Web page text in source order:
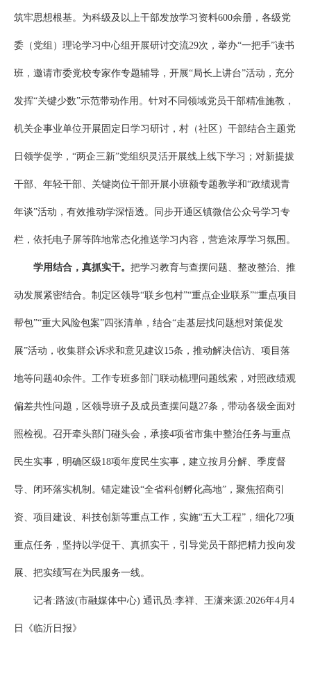
筑牢思想根基。为科级及以上干部发放学习资料600余册，各级党
委（党组）理论学习中心组开展研讨交流29次，举办“一把手”读书
班，邀请市委党校专家作专题辅导，开展“局长上讲台”活动，充分
发挥“关键少数”示范带动作用。针对不同领域党员干部精准施教，
机关企事业单位开展固定日学习研讨，村（社区）干部结合主题党
日领学促学，“两企三新”党组织灵活开展线上线下学习；对新提拔
干部、年轻干部、关键岗位干部开展小班额专题教学和“政绩观青
年谈”活动，有效推动学深悟透。同步开通区镇微信公众号学习专
栏，依托电子屏等阵地常态化推送学习内容，营造浓厚学习氛围。
学用结合，真抓实干。 把学习教育与查摆问题、整改整治、推
动发展紧密结合。制定区领导“联乡包村”“重点企业联系”“重点项目
帮包”“重大风险包案”四张清单，结合“走基层找问题想对策促发
展”活动，收集群众诉求和意见建议15条，推动解决信访、项目落
地等问题40余件。工作专班多部门联动梳理问题线索，对照政绩观
偏差共性问题，区领导班子及成员查摆问题27条，带动各级全面对
照检视。召开牵头部门碰头会，承接4项省市集中整治任务与重点
民生实事，明确区级18项年度民生实事，建立按月分解、季度督
导、闭环落实机制。锚定建设“全省科创孵化高地”，聚焦招商引
资、项目建设、科技创新等重点工作，实施“五大工程”，细化72项
重点任务，坚持以学促干、真抓实干，引导党员干部把精力投向发
展、把实绩写在为民服务一线。
记者:路波(市融媒体中心) 通讯员:李祥、王潇来源:2026年4月4
日《临沂日报》